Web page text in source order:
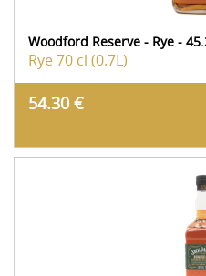
Woodford Reserve - Rye -
Rye70 cl (0.7L)
54.30 €